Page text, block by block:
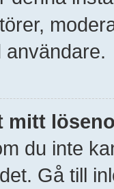
användare.
mitt
du inte
Gå till